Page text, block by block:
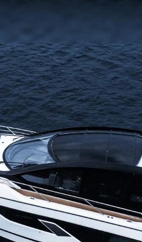
Aspetti Legali
POLICY SULLA PRIVACY
MODERN SLAVERY
STATEMENT
TERMINI E CONDIZIONI
COOKIE POLICY
RECLUTAMENTO
Published Tax Strategy